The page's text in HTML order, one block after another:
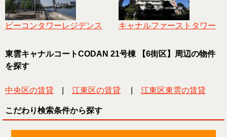
ビーコンタワーレジデンス キャナルファーストタワー
東雲キャナルコートCODAN 21号棟 【6街区】周辺の物件
を探す
中央区の賃貸 江東区の賃貸 江東区東雲の賃貸
こだわり検索条件から探す